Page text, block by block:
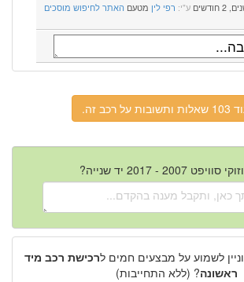
ע"י: רפי לין מטעם האתר לחיפוש מוסכים
רכב זה.
- 2017 יד שנייה?
לשמוע על מבצעים חמים לרכישת רכב מיד
ראשונה? (ללא התחייבות)